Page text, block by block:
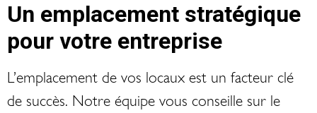
Un emplacement stratégique
pour votre entreprise
L’emplacement de vos locaux est un facteur clé
de succès. Notre équipe vous conseille sur le